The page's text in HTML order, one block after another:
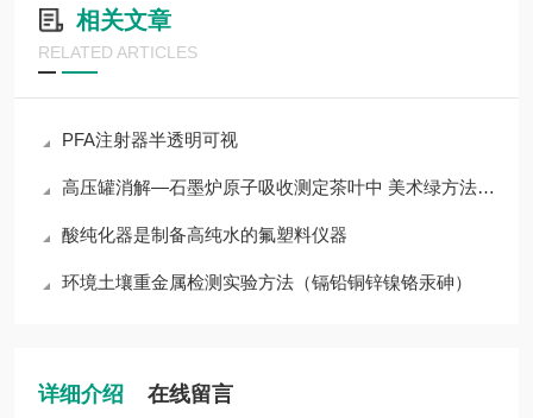
相关文章
RELATED ARTICLES
PFA注射器半透明可视
高压罐消解—石墨炉原子吸收测定茶叶中 美术绿方法的建立及验证
酸纯化器是制备高纯水的氟塑料仪器
环境土壤重金属检测实验方法（镉铅铜锌镍铬汞砷）
详细介绍 在线留言